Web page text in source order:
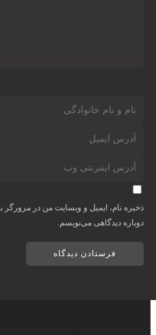
نام، ایمیل و وبسایت من در مرورگر برای
دیدگاهی می‌نویسم.